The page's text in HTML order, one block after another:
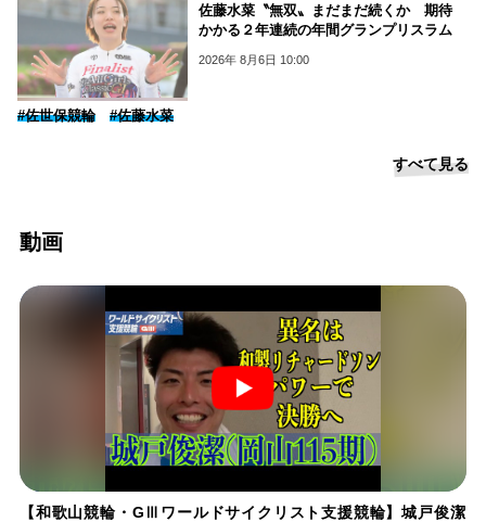
佐藤水菜〝無双〟まだまだ続くか 期待
かかる２年連続の年間グランプリスラム
2026年 8月6日 10:00
#佐世保競輪 #佐藤水菜
すべて見る
動画
【和歌山競輪・GⅢワールドサイクリスト支援競輪】城戸俊潔